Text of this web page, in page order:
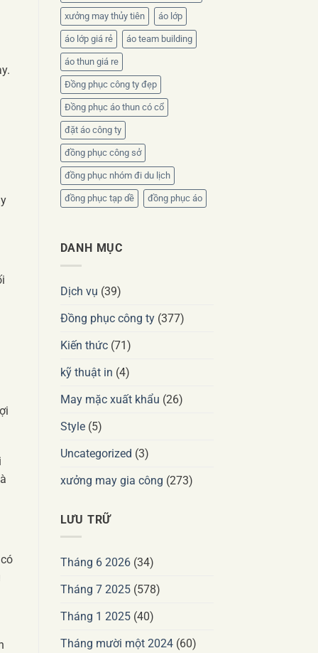
xưởng may thủy tiên áo lớp
áo lớp giá rẻ áo team building
áo thun giá re
Đồng phục công ty đẹp
Đồng phục áo thun có cổ
đặt áo công ty
đồng phục công sở
đồng phục nhóm đi du lịch
đồng phục tạp dề đồng phục áo
DANH MỤC
Dịch vụ (39)
Đồng phục công ty(377)
Kiến thức(71)
kỹ thuật in (4)
May mặc xuất khẩu (26)
Style(5)
Uncategorized (3)
xưởng may gia công (273)
LƯU TRỮ
Tháng 6 2026(34)
Tháng 7 2025(578)
Tháng 1 2025(40)
Tháng mười một 2024(60)